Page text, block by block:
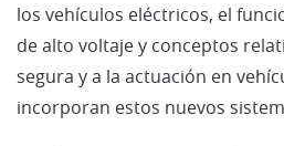
los vehículos eléctricos, el
de alto voltaje y conceptos
segura y a la actuación en
incorporan estos nuevos